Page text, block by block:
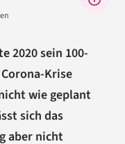
2020 sein 100-
Krise
wie geplant
sich das
aber nicht